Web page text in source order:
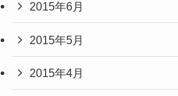
2015年6月
2015年5月
2015年4月